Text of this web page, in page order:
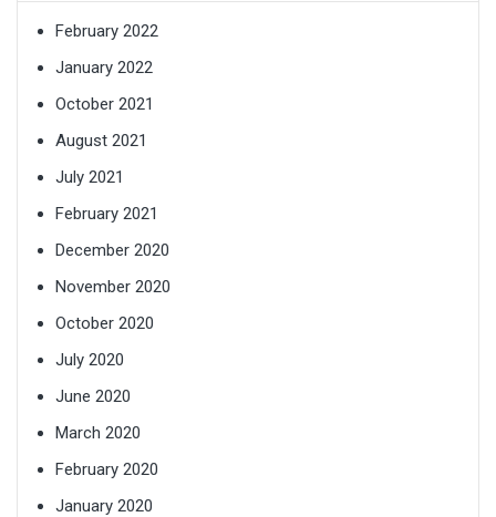
February 2022
January 2022
October 2021
August 2021
July 2021
February 2021
December 2020
November 2020
October 2020
July 2020
June 2020
March 2020
February 2020
January 2020